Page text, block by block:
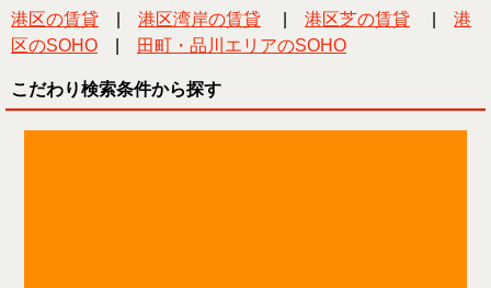
港区の賃貸 港区湾岸の賃貸 港区芝の賃貸
港
区のSOHO
田町・品川エリアのSOHO
こだわり検索条件から探す